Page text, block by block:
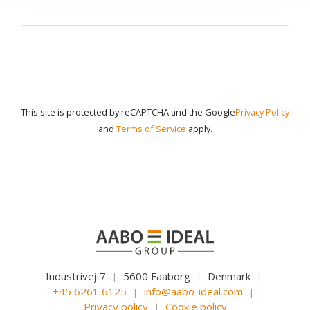
This site is protected by reCAPTCHA and the GooglePrivacy Policy
and Terms of Service apply.
Industrivej 7 | 5600 Faaborg | Denmark |
+45 6261 6125 | info@aabo-ideal.com |
Privacy policy | Cookie policy